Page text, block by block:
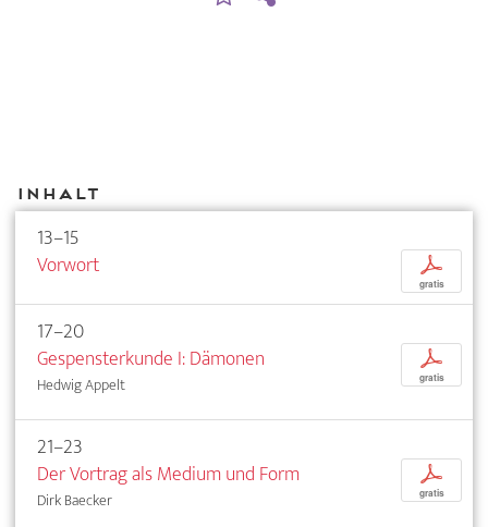
Inhalt
13–15
Vorwort
p
gratis
17–20
Gespensterkunde I: Dämonen
Hedwig Appelt
p
gratis
21–23
Der Vortrag als Medium und Form
Dirk Baecker
p
gratis